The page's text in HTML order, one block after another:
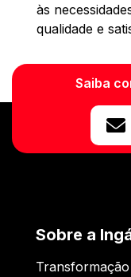
às
qualidade e
Saiba
Sobre a